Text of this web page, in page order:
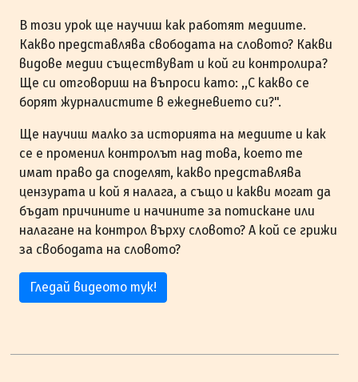
В този урок ще научиш как работят медиите.
Какво представлява свободата на словото? Какви
видове медии съществуват и кой ги контролира?
Ще си отговориш на въпроси като: ,,С какво се
борят журналистите в ежедневието си?".
Ще научиш малко за историята на медиите и как
се е променил контролът над това, което те
имат право да споделят, какво представлява
цензурата и кой я налага, а също и какви могат да
бъдат причините и начините за потискане или
налагане на контрол върху словото? А кой се грижи
за свободата на словото?
Гледай видеото тук!